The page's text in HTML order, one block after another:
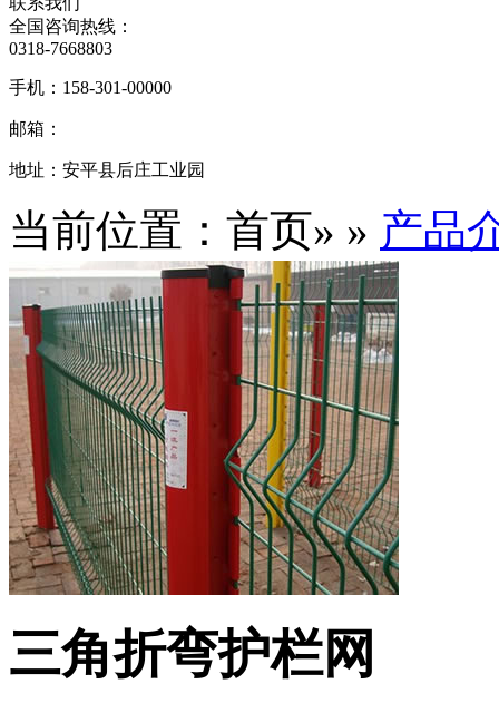
全国咨询热线：
0318-7668803
手机： 158-301-00000
邮箱：
地址： 安平县后庄工业园
当前位置：首页» » 产品
三角折弯护栏网